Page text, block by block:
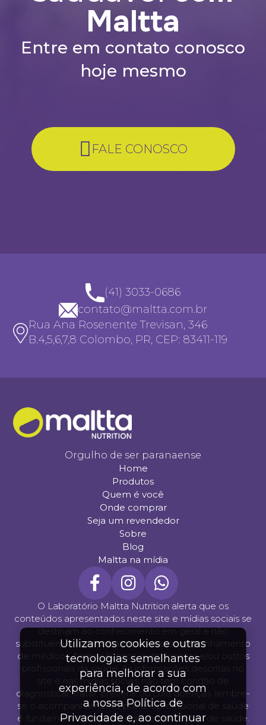
Maltta
Entre em contato conosco
hoje mesmo
FALE CONOSCO
(41) 3033-0686
contato@maltta.com.br
Rua Ana Rosenente Trevisan, 346
B.4,5,6,7,8 Colombo, PR, CEP: 83411-119
Orgulho de ser paranaense
Home
Produtos
Quem é você
Onde comprar
Seja um revendedor
Sobre
Blog
Maltta na mídia
O Laboratório Maltta Nutrition alerta que os
conteúdos apresentados neste site e mídias sociais se
destinam ao conhecimento em geral e não
substituem o aconselhamento e o acompanhamento
de médicos, farmacêuticos, nutricionistas e/ou outros
profissionais da saúde. As informações descritas no
site e nas mídias sociais não tem condão de
diagnosticar, tratar, prevenir ou cura doenças. lembre-
se o acompanhamento por um profissional de saúde
é fundamental para prevenir complicações de saúde.
Utilizamos cookies e outras
tecnologias semelhantes
para melhorar a sua
experiência, de acordo com
a nossa Política de
Privacidade e, ao continuar